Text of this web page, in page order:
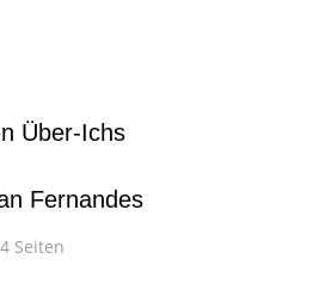
Über-Ichs
Fernandes
Seiten